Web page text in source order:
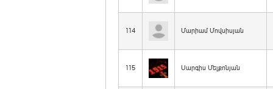
114 Մարիամ Մովսիսյան
115 Սարգիս Մելքոնյան